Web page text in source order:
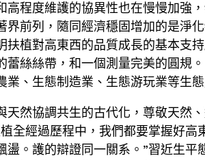
高程度維護的協異性也在慢慢加強
界前列，隨同經濟穩固增加的是淨
扶植對高東西的品質成長的基本支
蕾絲絲帶，和一個測量完美的圓規
業、生態制造業、生態游玩業等生
天然協調共生的古代化，尊敬天然
全經過歷程中，我們都要掌握好
盪。護的辯證同一關系。”習近生